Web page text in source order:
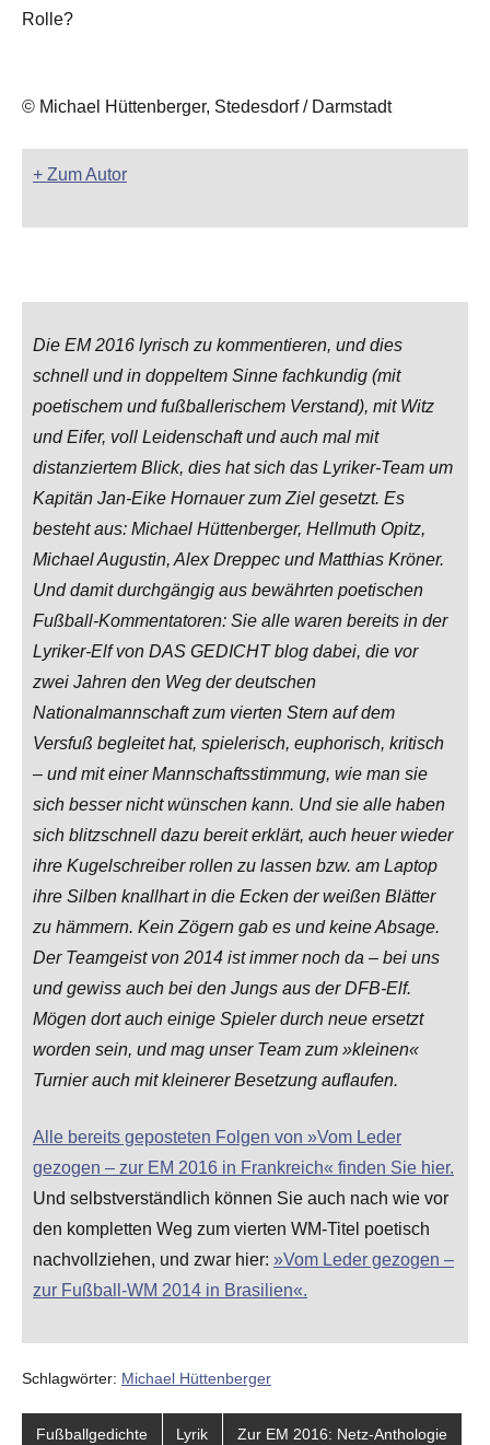
Rolle?
© Michael Hüttenberger, Stedesdorf / Darmstadt
+ Zum Autor
Die EM 2016 lyrisch zu kommentieren, und dies
schnell und in doppeltem Sinne fachkundig (mit
poetischem und fußballerischem Verstand), mit Witz
und Eifer, voll Leidenschaft und auch mal mit
distanziertem Blick, dies hat sich das Lyriker-Team um
Kapitän Jan-Eike Hornauer zum Ziel gesetzt. Es
besteht aus: Michael Hüttenberger, Hellmuth Opitz,
Michael Augustin, Alex Dreppec und Matthias Kröner.
Und damit durchgängig aus bewährten poetischen
Fußball-Kommentatoren: Sie alle waren bereits in der
Lyriker-Elf von DAS GEDICHT blog dabei, die vor
zwei Jahren den Weg der deutschen
Nationalmannschaft zum vierten Stern auf dem
Versfuß begleitet hat, spielerisch, euphorisch, kritisch
– und mit einer Mannschaftsstimmung, wie man sie
sich besser nicht wünschen kann. Und sie alle haben
sich blitzschnell dazu bereit erklärt, auch heuer wieder
ihre Kugelschreiber rollen zu lassen bzw. am Laptop
ihre Silben knallhart in die Ecken der weißen Blätter
zu hämmern. Kein Zögern gab es und keine Absage.
Der Teamgeist von 2014 ist immer noch da – bei uns
und gewiss auch bei den Jungs aus der DFB-Elf.
Mögen dort auch einige Spieler durch neue ersetzt
worden sein, und mag unser Team zum »kleinen«
Turnier auch mit kleinerer Besetzung auflaufen.
Alle bereits geposteten Folgen von »Vom Leder
gezogen – zur EM 2016 in Frankreich« finden Sie hier.
Und selbstverständlich können Sie auch nach wie vor
den kompletten Weg zum vierten WM-Titel poetisch
nachvollziehen, und zwar hier: »Vom Leder gezogen –
zur Fußball-WM 2014 in Brasilien«.
Schlagwörter: Michael Hüttenberger
Fußballgedichte Lyrik Zur EM 2016: Netz-Anthologie